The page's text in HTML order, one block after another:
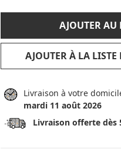
AJOUTER AU
AJOUTER À LA LISTE
Livraison à votre
mardi 11 août 2026
Livraison offerte dès